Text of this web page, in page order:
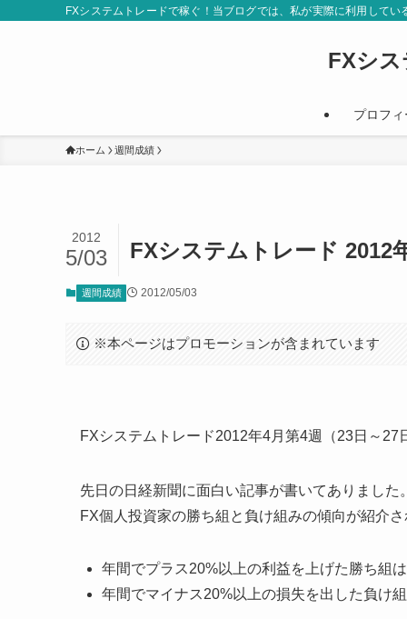
FXシステムトレードで稼ぐ！当ブログでは、私が実際に利用して
FXシ
プロフ
ホーム 週間成績
FXシステムトレード 2012
2012
5/03
週間成績 2012/05/03
※本ページはプロモーションが含まれています
FXシステムトレード2012年4月第4週（23日～27
先日の日経新聞に面白い記事が書いてありました。
FX個人投資家の勝ち組と負け組みの傾向が紹介さ
年間でプラス20%以上の利益を上げた勝ち組
年間でマイナス20%以上の損失を出した負け